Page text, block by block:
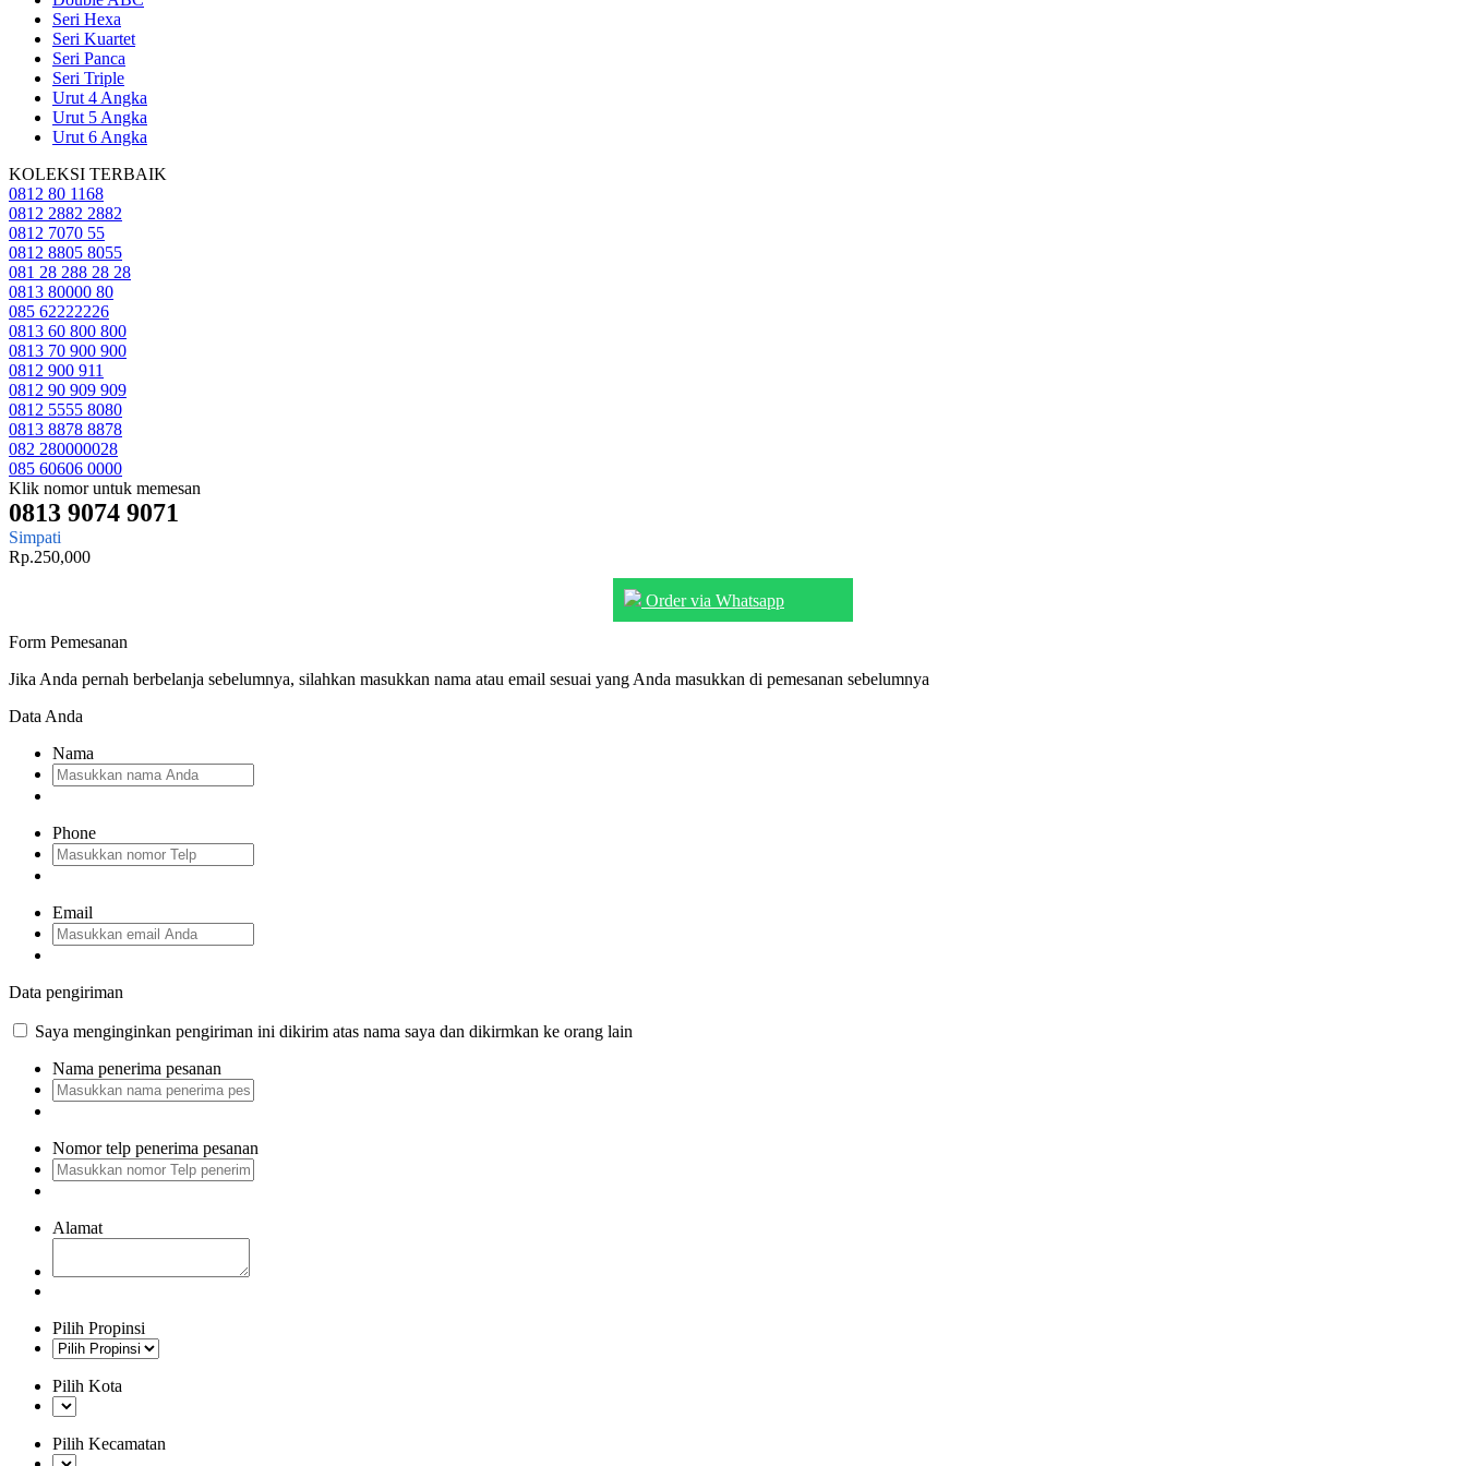
Seri Hexa
Seri Kuartet
Seri Panca
Seri Triple
Urut 4 Angka
Urut 5 Angka
Urut 6 Angka
KOLEKSI TERBAIK
0812 80 1168
0812 2882 2882
0812 7070 55
0812 8805 8055
081 28 288 28 28
0813 80000 80
085 62222226
0813 60 800 800
0813 70 900 900
0812 900 911
0812 90 909 909
0812 5555 8080
0813 8878 8878
082 280000028
085 60606 0000
Klik nomor untuk memesan
0813 9074 9071
Simpati
Rp.250,000
Order via Whatsapp
Form Pemesanan
Jika Anda pernah berbelanja sebelumnya, silahkan masukkan nama atau email sesuai yang Anda masukkan di pemesanan sebelumnya
Data Anda
Nama
Phone
Email
Data pengiriman
Saya menginginkan pengiriman ini dikirim atas nama saya dan dikirmkan ke orang lain
Nama penerima pesanan
Nomor telp penerima pesanan
Alamat
Pilih Propinsi
Pilih Kota
Pilih Kecamatan